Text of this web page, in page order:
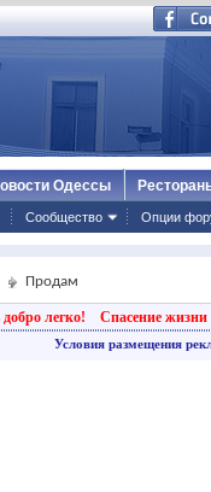
Сообщество Опции
Одессы
Продам
легко! Спасение жизни
Условия размещения